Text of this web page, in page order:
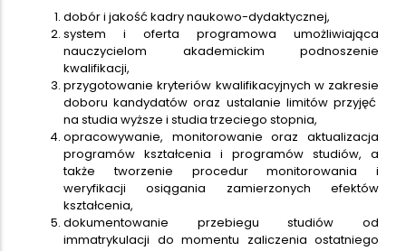
dobór i jakość kadry naukowo-dydaktycznej,
system i oferta programowa umożliwiająca
nauczycielom akademickim podnoszenie
kwalifikacji,
przygotowanie kryteriów kwalifikacyjnych w zakresie
doboru kandydatów oraz ustalanie limitów przyjęć
na studia wyższe i studia trzeciego stopnia,
opracowywanie, monitorowanie oraz aktualizacja
programów kształcenia i programów studiów, a
także tworzenie procedur monitorowania i
weryfikacji osiągania zamierzonych efektów
kształcenia,
dokumentowanie przebiegu studiów od
immatrykulacji do momentu zaliczenia ostatniego